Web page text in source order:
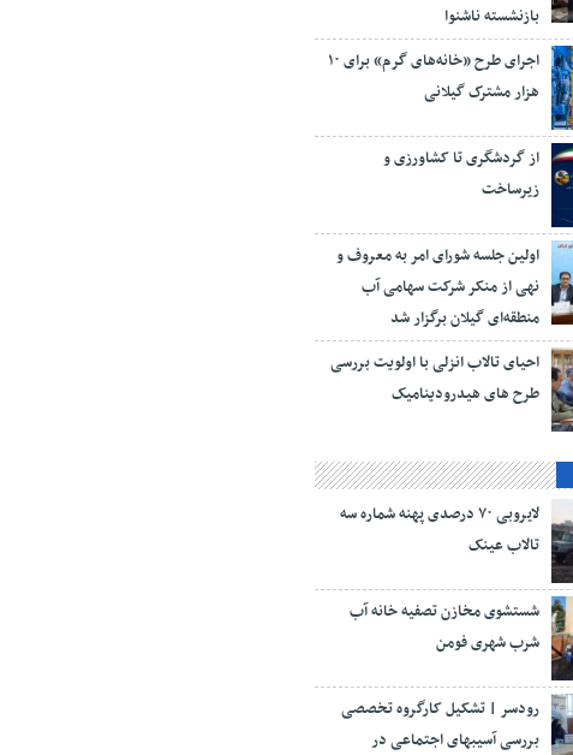
بازنشسته ناشنوا
اجرای طرح «خانه‌های گرم» برای ۱۰
هزار مشترک گیلانی
از گردشگری تا کشاورزی و
زیرساخت
اولین جلسه شورای امر به معروف و
نهی از منکر شرکت سهامی آب
منطقه‌ای گیلان برگزار شد
احیای تالاب انزلی با اولویت بررسی
طرح های هیدرودینامیک
لایروبی ۷۰ درصدی پهنه شماره سه
تالاب عینک
شستشوی مخازن تصفیه خانه آب
شرب شهری فومن
رودسر | تشکیل کارگروه تخصصی
بررسی آسیبهای اجتماعی در